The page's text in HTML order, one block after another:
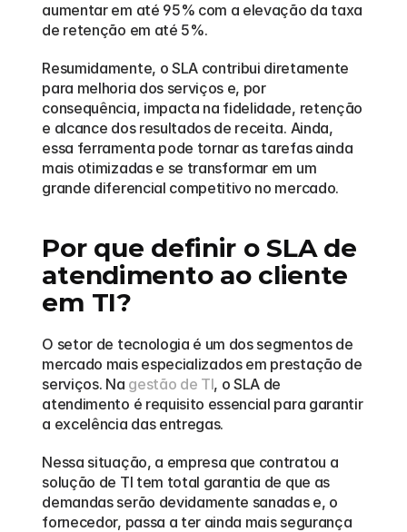
aumentar em até 95% com a elevação da taxa
de retenção em até 5%.
Resumidamente, o SLA contribui diretamente
para melhoria dos serviços e, por
consequência, impacta na fidelidade, retenção
e alcance dos resultados de receita. Ainda,
essa ferramenta pode tornar as tarefas ainda
mais otimizadas e se transformar em um
grande diferencial competitivo no mercado.
Por que definir o SLA de
atendimento ao cliente
em TI?
O setor de tecnologia é um dos segmentos de
mercado mais especializados em prestação de
serviços. Na gestão de TI, o SLA de
atendimento é requisito essencial para garantir
a excelência das entregas.
Nessa situação, a empresa que contratou a
solução de TI tem total garantia de que as
demandas serão devidamente sanadas e, o
fornecedor, passa a ter ainda mais segurança